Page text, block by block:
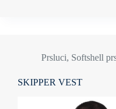
Prsluci, Softshell
SKIPPER VEST